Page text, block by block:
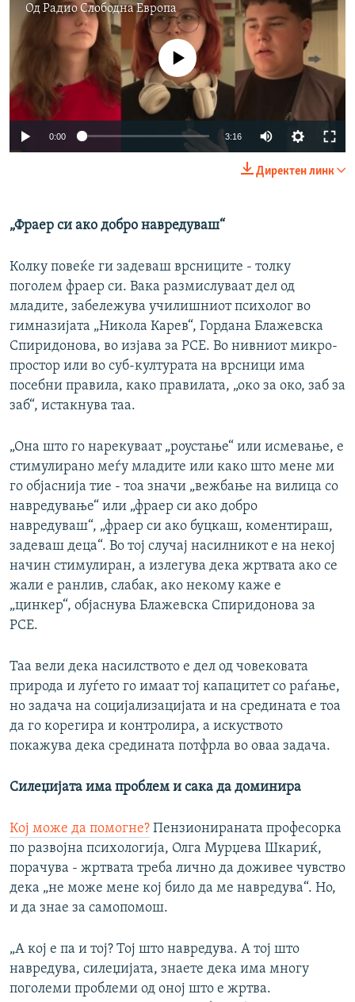
ОдРадио Слободна Eвропа
No media source currently available
0:00 3:16
1080p
Директен линк
„Фраер си ако добро навредуваш“
Колку повеќе ги задеваш врсниците - толку
поголем фраер си. Вака размислуваат дел од
младите, забележува училишниот психолог во
гимназијата „Никола Карев“, Гордана Блажевска
Спиридонова, во изјава за РСЕ. Во нивниот микро-
простор или во суб-културата на врсници има
посебни правила, како правилата, „око за око, заб за
заб“, истакнува таа.
„Она што го нарекуваат „роустање“ или исмевање, е
стимулирано меѓу младите или како што мене ми
го објаснија тие - тоа значи „вежбање на вилица со
навредување“ или „фраер си ако добро
навредуваш“, „фраер си ако буцкаш, коментираш,
задеваш деца“. Во тој случај насилникот е на некој
начин стимулиран, а излегува дека жртвата ако се
жали е ранлив, слабак, ако некому каже е
„цинкер“, објаснува Блажевска Спиридонова за
РСЕ.
Таа вели дека насилството е дел од човековата
природа и луѓето го имаат тој капацитет со раѓање,
но задача на социјализацијата и на средината е тоа
да го корегира и контролира, а искуството
покажува дека средината потфрла во оваа задача.
Силеџијата има проблем и сака да доминира
Кој може да помогне? Пензионираната професорка
по развојна психологија, Олга Мурџева Шкариќ,
порачува - жртвата треба лично да доживее чувство
дека „не може мене кој било да ме навредува“. Но,
и да знае за самопомош.
„А кој е па и тој? Тој што навредува. А тој што
навредува, силеџијата, знаете дека има многу
поголеми проблеми од оној што е жртва.